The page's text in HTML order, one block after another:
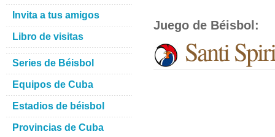
Juego de Béisbol :
Santi
Invita a tus amigos
Libro de visitas
Series de Béisbol
Equipos de Cuba
Estadios de béisbol
Provincias de Cuba